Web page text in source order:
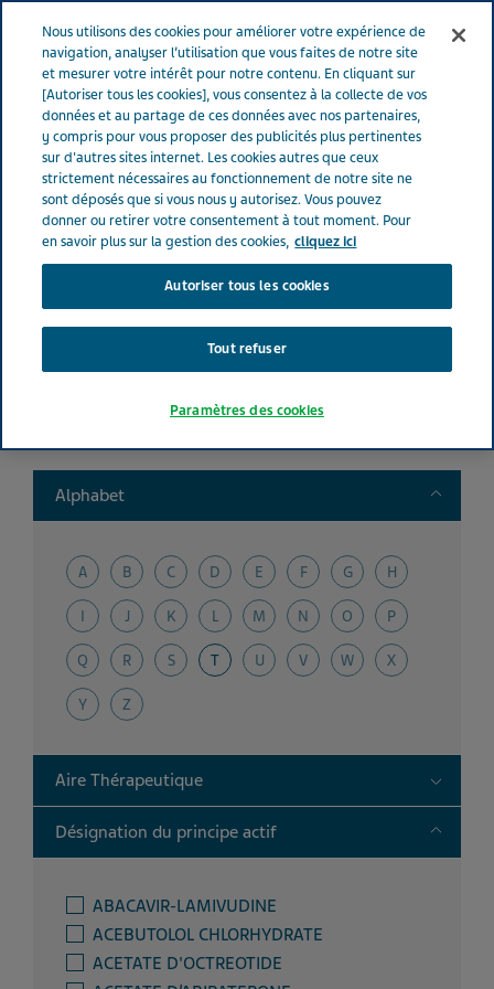
Menu
France Nos Produits Product catalog
Liste de nos médicaments
Search
Filtres clairs
Alphabet Toggle
A B C D E F G H
I J K L M N O P
Q R S T U V W X
Y Z
Aire Thérapeutique Toggle
Désignation du principe actif Toggle
ABACAVIR-LAMIVUDINE
ACEBUTOLOL CHLORHYDRATE
ACETATE D'OCTREOTIDE
Nous utilisons des cookies pour améliorer votre expérience de
navigation, analyser l’utilisation que vous faites de notre site
et mesurer votre intérêt pour notre contenu. En cliquant sur
[Autoriser tous les cookies], vous consentez à la collecte de vos
données et au partage de ces données avec nos partenaires,
y compris pour vous proposer des publicités plus pertinentes
sur d'autres sites internet. Les cookies autres que ceux
strictement nécessaires au fonctionnement de notre site ne
sont déposés que si vous nous y autorisez. Vous pouvez
donner ou retirer votre consentement à tout moment. Pour
en savoir plus sur la gestion des cookies, cliquez ici
Autoriser tous les cookies
Tout refuser
Paramètres des cookies